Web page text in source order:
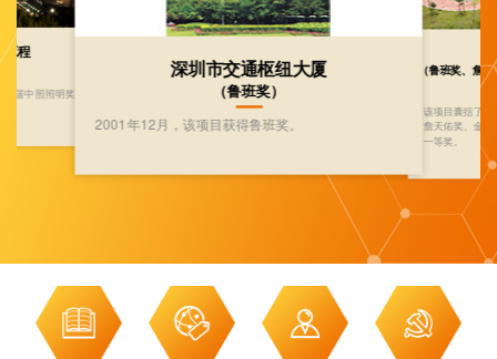
工程
四届中照照明奖
深圳市交通枢纽大厦
（鲁班奖）
2001年12月，该项目获得鲁班奖。
（鲁班奖、詹
该项目囊括了
詹天佑奖、金
一等奖。